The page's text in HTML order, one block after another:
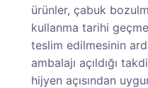
ürünler, çabuk
kullanma tarihi
teslim edilmesinin
ambalajı açıldığı
hijyen açısından